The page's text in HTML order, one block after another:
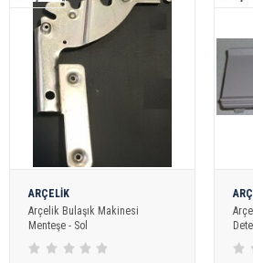
ARÇELİK
Arçelik Bulaşık Makinesi
Menteşe - Sol